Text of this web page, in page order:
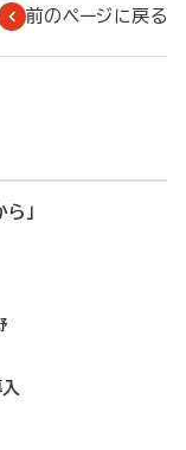
前のページに戻る
」